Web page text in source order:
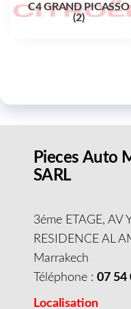
C4 GRAND PICASSO
(2)
Pieces Auto
SARL
3éme ETAGE, AV
RESIDENCE AL
Marrakech
Téléphone : 07 54
Localisation